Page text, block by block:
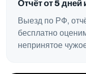
Отчёт от 5 дней
Выезд по РФ,
бесплатно
непринятое